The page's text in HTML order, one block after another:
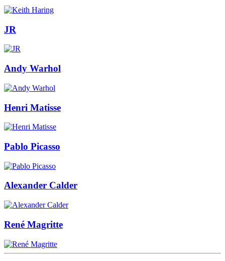
JR
Andy Warhol
Henri Matisse
Pablo Picasso
Alexander Calder
René Magritte